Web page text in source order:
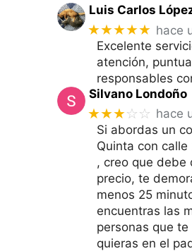
Luis Carlos
★★★★★ hace
Excelente
atención,
responsables
Silvano Londoño
★★★☆☆ hace
Si abordas un
Quinta con
, creo que debe
precio, te
menos 25
encuentras las
personas que
quieras en el